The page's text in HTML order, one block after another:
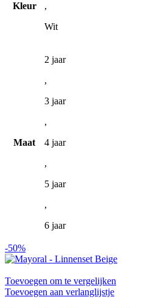
Kleur
,
Wit
Maat
2 jaar
,
3 jaar
,
4 jaar
,
5 jaar
,
6 jaar
-50%
Toevoegen om te vergelijken
Toevoegen aan verlanglijstje